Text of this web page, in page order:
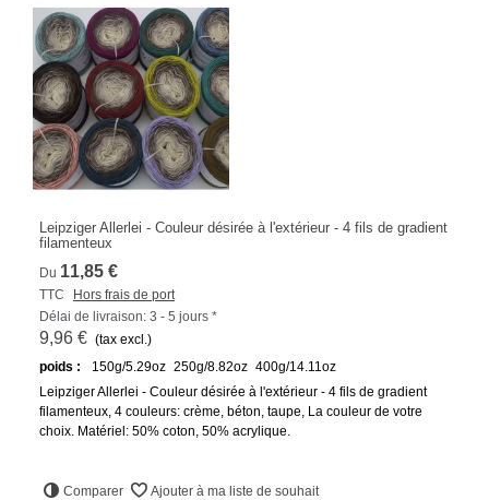
Leipziger Allerlei - Couleur désirée à l'extérieur - 4 fils de gradient
filamenteux
Du 11,85 €
TTC
Hors frais de port
Délai de livraison: 3 - 5 jours *
9,96 € (tax excl.)
poids :
150g/5.29oz 250g/8.82oz 400g/14.11oz
Leipziger Allerlei - Couleur désirée à l'extérieur - 4 fils de gradient
filamenteux, 4 couleurs: crème, béton, taupe, La couleur de votre
choix. Matériel: 50% coton, 50% acrylique.
Comparer Ajouter à ma liste de souhait